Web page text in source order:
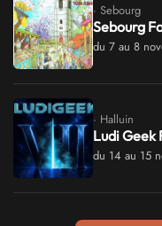
· Sebourg
Sebourg
du 7 au 8
· Halluin
Ludi Geek
du 14 au 15